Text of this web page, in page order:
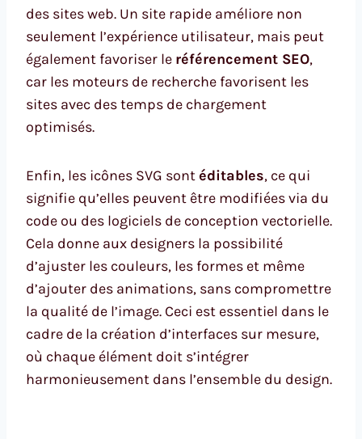
des sites web. Un site rapide améliore non
seulement l’expérience utilisateur, mais peut
également favoriser le référencement SEO,
car les moteurs de recherche favorisent les
sites avec des temps de chargement
optimisés.
Enfin, les icônes SVG sontéditables, ce qui
signifie qu’elles peuvent être modifiées via du
code ou des logiciels de conception vectorielle.
Cela donne aux designers la possibilité
d’ajuster les couleurs, les formes et même
d’ajouter des animations, sans compromettre
la qualité de l’image. Ceci est essentiel dans le
cadre de la création d’interfaces sur mesure,
où chaque élément doit s’intégrer
harmonieusement dans l’ensemble du design.